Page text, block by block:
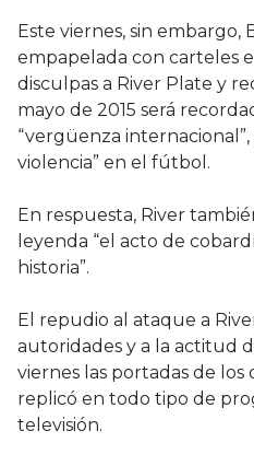
Este viernes, sin embargo,
empapelada con carteles
disculpas a River Plate y
mayo de 2015 será
“vergüenza
violencia” en el fútbol.
En respuesta, River
leyenda “el acto de
historia”.
El repudio al ataque a
autoridades y a la actitud
viernes las portadas de los
replicó en todo tipo de
televisión.